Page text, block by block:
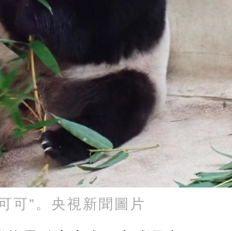
可”。央視新聞圖片